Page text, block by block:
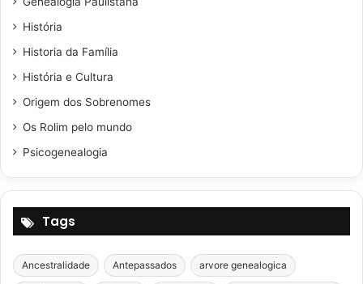
História
Historia da Família
História e Cultura
Origem dos Sobrenomes
Os Rolim pelo mundo
Psicogenealogia
Tags
Ancestralidade Antepassados arvore genealogica